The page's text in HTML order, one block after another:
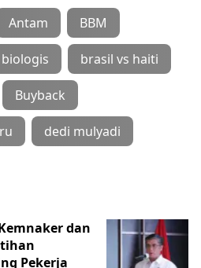
Antam BBM
biologis brasil vs haiti
Buyback
dedi mulyadi
dan
Pekerja